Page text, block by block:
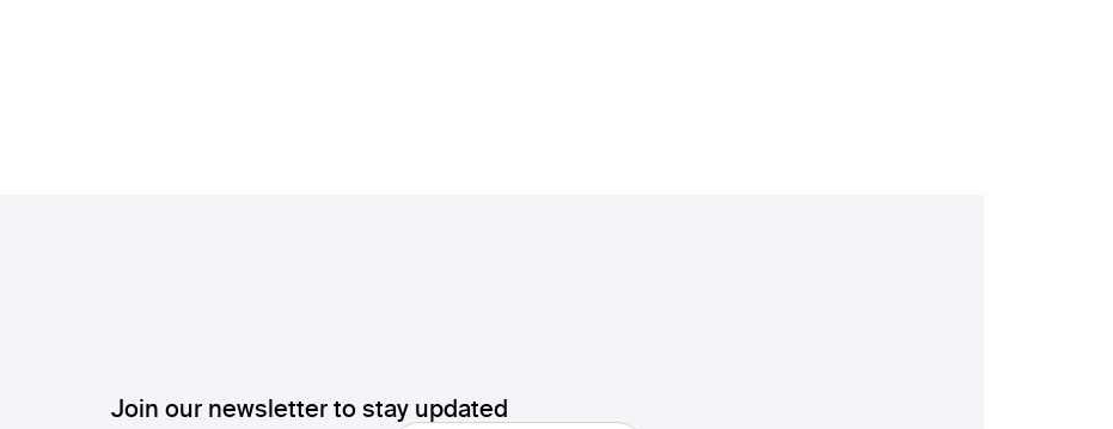
Join our newsletter to stay updated